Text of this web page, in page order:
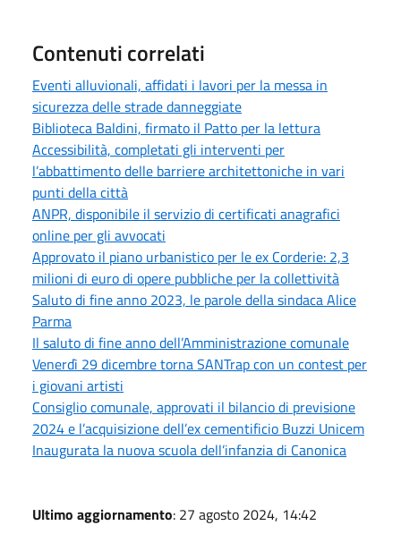
Contenuti correlati
Eventi alluvionali, affidati i lavori per la messa in
sicurezza delle strade danneggiate
Biblioteca Baldini, firmato il Patto per la lettura
Accessibilità, completati gli interventi per
l’abbattimento delle barriere architettoniche in vari
punti della città
ANPR, disponibile il servizio di certificati anagrafici
online per gli avvocati
Approvato il piano urbanistico per le ex Corderie: 2,3
milioni di euro di opere pubbliche per la collettività
Saluto di fine anno 2023, le parole della sindaca Alice
Parma
Il saluto di fine anno dell’Amministrazione comunale
Venerdì 29 dicembre torna SANTrap con un contest per
i giovani artisti
Consiglio comunale, approvati il bilancio di previsione
2024 e l’acquisizione dell’ex cementificio Buzzi Unicem
Inaugurata la nuova scuola dell’infanzia di Canonica
Ultimo aggiornamento: 27 agosto 2024, 14:42